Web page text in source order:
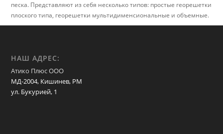
песка. Представляют из себя несколько типов: простые георешетки
плоского типа, георешетки мультидименсиональные и объемные.
НАШ АДРЕС:
Атико Плюс ООО
МД-2004, Кишинев, РМ
ул. Букурией, 1